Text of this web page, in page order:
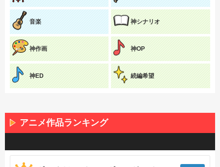
音楽 神シナリオ
神作画 神OP
神ED 続編希望
アニメ作品ランキング